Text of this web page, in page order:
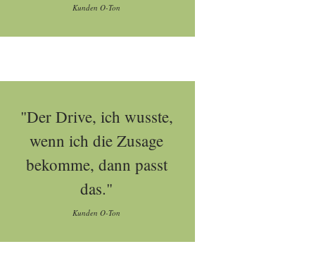
Kunden O-Ton
"Der Drive, ich wusste,
wenn ich die Zusage
bekomme, dann passt
das."
Kunden O-Ton